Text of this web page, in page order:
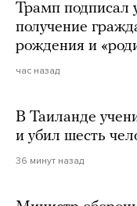
Трамп подписал
получение
рождения и
час назад
В Таиланде
и убил шесть
36 минут назад